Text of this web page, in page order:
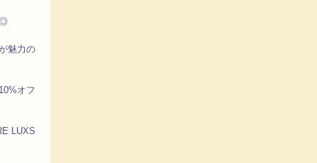
◎
魅力の
オフ
LUXS